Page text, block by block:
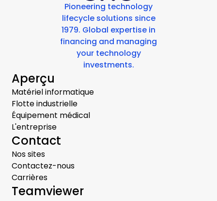
Pioneering technology
lifecycle solutions since
1979. Global expertise in
financing and managing
your technology
investments.
Aperçu
Matériel informatique
Flotte industrielle
Équipement médical
L'entreprise
Contact
Nos sites
Contactez-nous
Carrières
Teamviewer